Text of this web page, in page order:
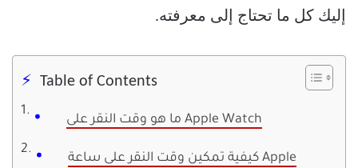
إليك كل ما تحتاج إلى معرفته.
Table of Contents
ما هو وقت النقر على Apple Watch
كيفية تمكين وقت النقر على ساعة Apple